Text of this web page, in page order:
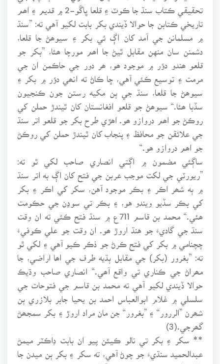
تحقيقي ڪتاب سنڌ جا ڪوٽ ۽ قلعا ڀاڱو-2 ۾ قديم ۽ اھم
تاريخي ڪتابن جا حوالا ڏيندي بکر بابت لکيو آهي ته: ”سنڌ
۾ مسلمانن جي آمد کان اڳ ئي بکر ۽ سيوھڻ جا قلعا،
دشمنن سان منهن مقابل ٿيڻ جا اھم مورچا ھئا، ”بکر جو
قلعو ھندو دؤر ۾ موجود ھو، ھر دور جي حاڪمن ان جي
مرمت ۽ توسيع ڪئي آهي، ڇا ڪاڻ ته انھي دؤر ۾ بکر ۽
سيوھڻ جا قلعا، سنڌ جي ٻن مکيه رستن جون ڪنجيون
سڏبا ھئا.“ سيوھڻ جو قلعو افغانستان کان ٿيندڙ حملن کي
روڪڻ جو اھم دروازو ھو. اھڙي طرح بکر جو قلعو اتر سنڌ
جي علائقن جو محافظ ۽ پنجاب کان ٿيندڙ حملن کي روڪڻ
جو اھم دروازو ھو.“
ساڳئي مضمون ۾ اڳتي انصاري صاحب لکي ٿو ته:
”ريورٽي جي لکت موجب عربن جي فتح کان اڳ به اتر سنڌ
۾ ٻه شھر اڪر ۽ بڪر موجود آهن، سکر کي اڪر ۽ بکر
کي بڪر سڏيو ويندو هو، ۽ بڪر تي سوڍن جي حڪومت
ھئي.“ محمد بن قاسم 711ع ۾ سنڌ فتح ڪئي ته ان وقت
سنڌ جي گاديءَ جو هنڌ اروڙ ھو. ان وقت جو علي ڪوفيءَ
چچنامي ۾ بکر کي فتح ڪرڻ جو ذڪر ڪيو آهي ۽ لکي ٿو
ته: ”بغرور (بکر) جي مقابل ٻڌيه طرف جي اھا اراضي، جا
مھراڻ جي ڪناري تي واقع آھي.“ انصاري صاحب وڌيڪ
حوالا ڏيندي لکيو آهي ته محمد بن قاسم جي فتوحات جي
سلسلي ۾ غلام ابوالعباس احمد بن يحيا جابر بلازري ٻن
شھرن ”الررور“ ۽ ”بغرور“ جن مان مراد اروڙ ۽ بکر سمجھڻ
گھرجي.(3)
** سکر ۽ بکر تي نالو ڪيئن پيو ان بابت ڊاڪٽر ميمڻ
عبدالحميد سنڌيءَ جو چوڻ آهي، ته سکر ۽ بکر ٻن ميدن جا